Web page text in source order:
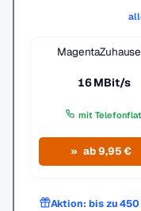
16 MBit/s
mit Telefonflat
ab 9,95 €
Aktion: bis zu